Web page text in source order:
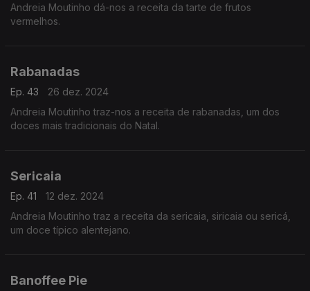
Andreia Moutinho dá-nos a receita da tarte de frutos
vermelhos.
Rabanadas
Ep. 43
26 dez. 2024
Andreia Moutinho traz-nos a receita de rabanadas, um dos
doces mais tradicionais do Natal.
Sericaia
Ep. 41
12 dez. 2024
Andreia Moutinho traz a receita da sericaia, siricaia ou sericá,
um doce típico alentejano.
Banoffee Pie